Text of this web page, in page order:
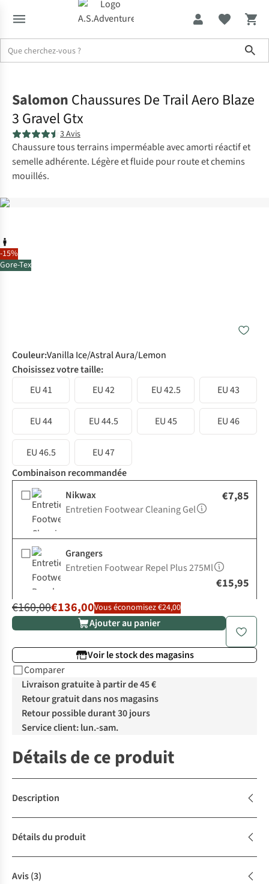
-15%
Gore-Tex
Salomon Chaussures De Trail Aero Blaze
3 Gravel Gtx
3 Avis
Chaussure tous terrains imperméable avec amorti réactif et
semelle adhérente. Légère et fluide pour route et chemins
mouillés.
Couleur:Vanilla Ice/Astral Aura/Lemon
Choisissez votre taille:
EU 41
EU 42 EU 42.5 EU 43
EU 44 EU 44.5 EU 45 EU 46
EU 46.5
EU 47
Combinaison recommandée
Nikwax
Entretien Footwear Cleaning Gel
€7,85
Grangers
Entretien Footwear Repel Plus 275Ml
€15,95
€160,00€136,00Vous économisez €24,00
Ajouter au panier
Voir le stock des magasins
Comparer
Livraison gratuite à partir de 45 €
Retour gratuit dans nos magasins
Retour possible durant 30 jours
Service client: lun.-sam.
Détails de ce produit
Description
Détails du produit
Avis(3)